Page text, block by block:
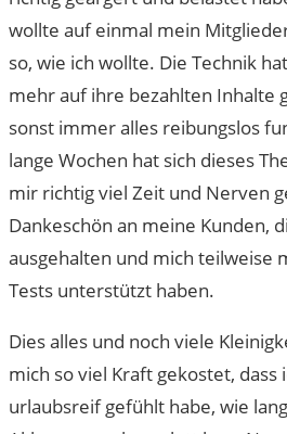
wollte auf einmal mein
so, wie ich wollte. Die Technik
mehr auf ihre bezahlten Inhalte
sonst immer alles reibungslos
lange Wochen hat sich dieses
mir richtig viel Zeit und Nerven
Dankeschön an meine Kunden,
ausgehalten und mich teilweise
Tests unterstützt haben.
Dies alles und noch viele
mich so viel Kraft gekostet, dass
urlaubsreif gefühlt habe, wie